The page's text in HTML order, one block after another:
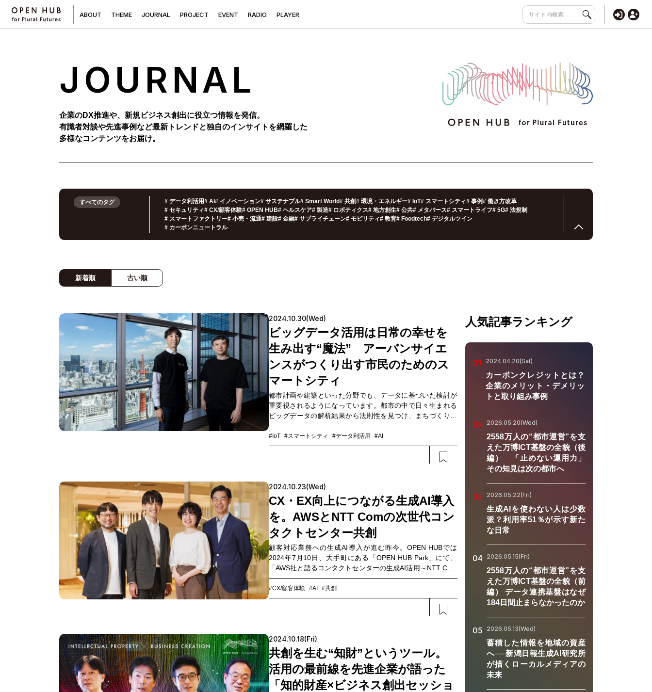
ABOUT THEME JOURNAL PROJECT EVENT RADIO PLAYER
JOURNAL
企業のDX推進や、新規ビジネス創出に役立つ情報を発信。
有識者対談や先進事例など最新トレンドと独自のインサイトを網羅した
多様なコンテンツをお届け。
すべてのタグ # データ利活用# AI # イノベーション# サステナブル# Smart World# 共創# 環境・エネルギー# IoT# スマートシティ# 事例# 働き方改革
# セキュリティ# CX/顧客体験# OPEN HUB# ヘルスケア# 製造# ロボティクス# 地方創生# 公共# メタバース# スマートライフ# 5G# 法規制
# スマートファクトリー# 小売・流通# 建設# 金融# サプライチェーン# モビリティ# 教育# Foodtech# デジタルツイン
# カーボンニュートラル
新着順 古い順
2024.10.30(Wed)
ビッグデータ活用は日常の幸せを
生み出す“魔法” アーバンサイエ
ンスがつくり出す市民のためのス
マートシティ
都市計画や建築といった分野でも、データに基づいた検討が
重要視されるようになっています。都市の中で日々生まれる
ビッグデータの解析結果から法則性を見つけ、まちづくりに
反映させていく「アーバンサイエンス」という研究分野の第
一人者である東京大学 先端科学技術研究センターの吉村有司
特任准教授をお迎えし、NTT Comが2024年7月に提供を開始
らしてくれるのか、語っていただきました。
#IoT #スマートシティ #データ利活用 #AI
2024.10.23(Wed)
CX・EX向上につながる生成AI導入
を。AWSとNTT Comの次世代コン
タクトセンター共創
顧客対応業務への生成AI導入が進む昨今。OPEN HUBでは
2024年7月10日、大手町にある「OPEN HUB Park」にて、
「AWS社と語るコンタクトセンターの生成AI活用～NTT Com
自社コンタクトセンターとの対話を通じて見えてきたこと
～」と題したオフライン&オンライン同時開催のイベントを実
施。Amazon Web Services Japan（以下、AWS ジャパン）と
本記事では、イベントで語られた、コンタクトセンターの顧
客対応業務における課題と、生成AI導入による対策やその効
果をレポートし、記事の最後にイベントのアーカイブ動画を
ご案内します。
#CX/顧客体験 #AI #共創
2024.10.18(Fri)
共創を生む“知財”というツール。
活用の最前線を先進企業が語った
「知的財産×ビジネス創出セッショ
人気記事ランキング
01 2024.04.20(Sat)
カーボンクレジットとは？
企業のメリット・デメリッ
トと取り組み事例
02 2026.05.20(Wed)
2558万人の“都市運営”を支
えた万博ICT基盤の全貌（後
編） 「止めない運用力」
その知見は次の都市へ
03 2026.05.22(Fri)
生成AIを使わない人は少数
派？利用率51％が示す新た
な日常
04 2026.05.15(Fri)
2558万人の“都市運営”を支
えた万博ICT基盤の全貌（前
編） データ連携基盤はなぜ
184日間止まらなかったのか
05 2026.05.13(Wed)
蓄積した情報を地域の資産
へ──新潟日報生成AI研究所
が描くローカルメディアの
未来